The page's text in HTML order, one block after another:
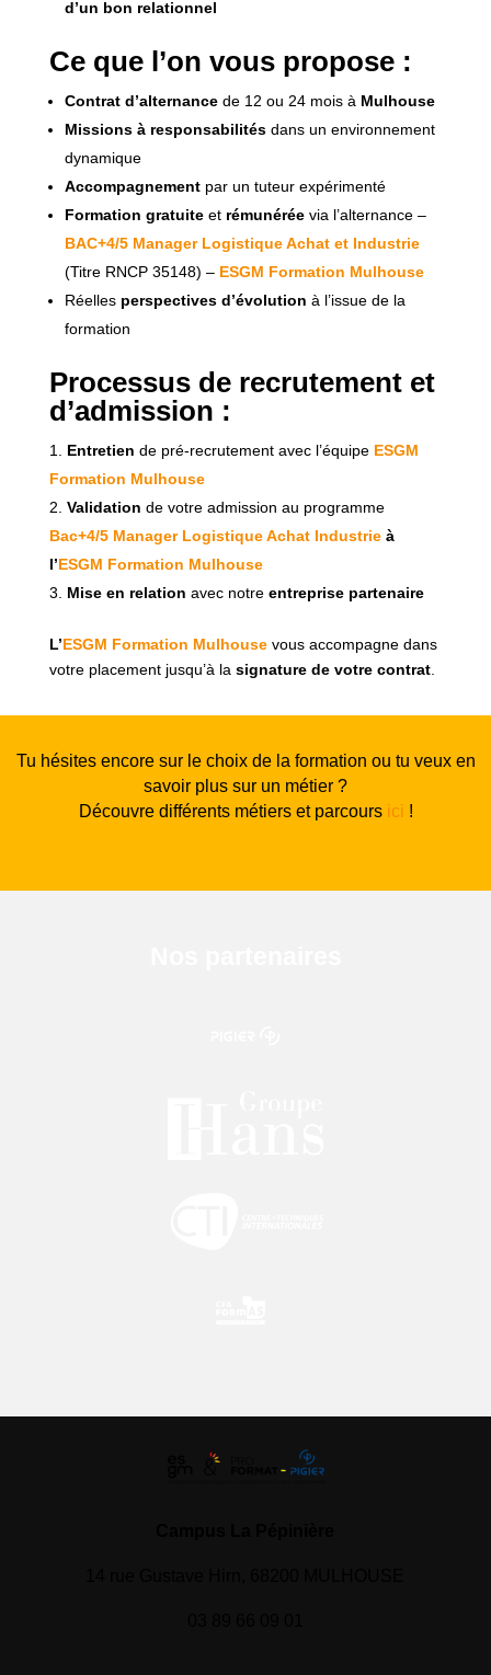
d’un bon relationnel
Ce que l’on vous propose :
Contrat d’alternancede 12 ou 24 mois à Mulhouse
Missions à responsabilités dans un environnement
dynamique
Accompagnement par un tuteur expérimenté
Formation gratuiteetrémunérée via l’alternance –
BAC+4/5 Manager Logistique Achat et Industrie
(Titre RNCP 35148) – ESGM Formation Mulhouse
Réelles perspectives d’évolution à l’issue de la
formation
Processus de recrutement et
d’admission :
Entretien de pré-recrutement avec l’équipe ESGM
Formation Mulhouse
Validation de votre admission au programme
Bac+4/5 Manager Logistique Achat Industrieà
l’ESGM Formation Mulhouse
Mise en relation avec notre entreprise partenaire
L’ESGM Formation Mulhousevous accompagne dans
votre placement jusqu’à la signature de votre contrat.
Tu hésites encore sur le choix de la formation ou tu veux en
savoir plus sur un métier ?
Découvre différents métiers et parcours ici !